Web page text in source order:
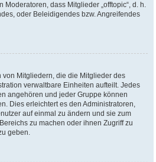
dass Mitglieder „offtopic“, d. h.
oder Beleidigendes bzw. Angreifendes
von Mitgliedern, die die Mitglieder des
verwaltbare Einheiten aufteilt. Jedes
angehören und jeder Gruppe können
Dies erleichtert es den Administratoren,
auf einmal zu ändern und sie zum
zu machen oder ihnen Zugriff zu
geben.